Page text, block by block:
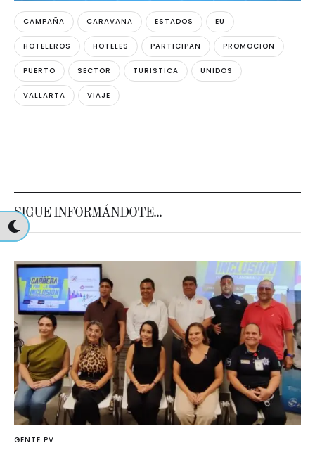
CAMPAÑA CARAVANA ESTADOS EU
HOTELEROS HOTELES PARTICIPAN PROMOCION
PUERTO SECTOR TURISTICA UNIDOS
VALLARTA VIAJE
SIGUE INFORMÁNDOTE...
GENTE PV